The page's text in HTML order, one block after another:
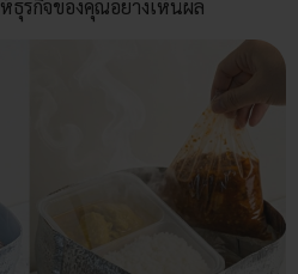
ธุรกิจของคุณอย่างเห็นผล